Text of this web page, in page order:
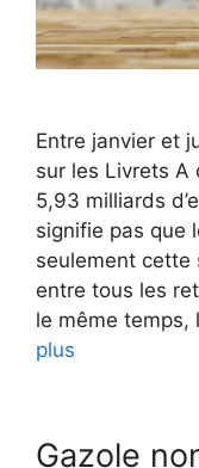
Entre janvier et
sur les Livrets A
5,93 milliards
signifie pas que
seulement cette
entre tous les
le même
plus
Gazole